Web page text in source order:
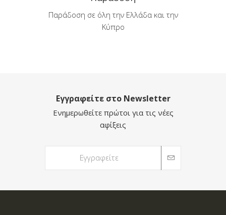
Παράδοση σε όλη την Ελλάδα και την
Κύπρο
Εγγραφείτε στο Newsletter
Ενημερωθείτε πρώτοι για τις νέες
αφίξεις